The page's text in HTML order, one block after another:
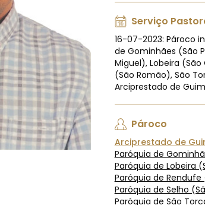
Serviço
16-07-2023: Pároco
de Gominhães (São
Miguel), Lobeira
(São Romão), São
Arciprestado de
Pároco
Arciprestado de
Paróquia de
Paróquia de Lobeira
Paróquia de Rendufe
Paróquia de Selho
Paróquia de São